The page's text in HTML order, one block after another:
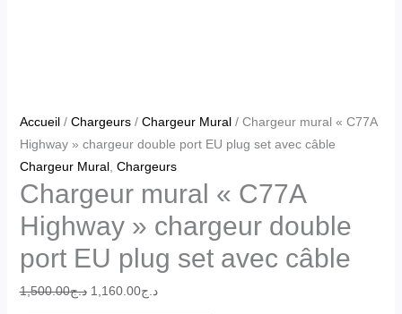
Accueil/ Chargeurs/ Chargeur Mural/ Chargeur mural « C77A
Highway » chargeur double port EU plug set avec câble
Chargeur Mural, Chargeurs
Chargeur mural « C77A
Highway » chargeur double
port EU plug set avec câble
د.ج1,500.00 د.ج1,160.00